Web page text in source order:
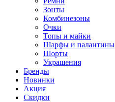
Зонты
Комбинезоны
Очки
Топы и майки
Шарфы и палантины
Шорты
Украшения
Бренды
Новинки
Акция
Скидки